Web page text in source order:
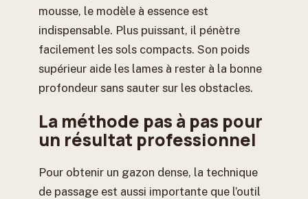
mousse, le modèle à essence est
indispensable. Plus puissant, il pénètre
facilement les sols compacts. Son poids
supérieur aide les lames à rester à la bonne
profondeur sans sauter sur les obstacles.
La méthode pas à pas pour
un résultat professionnel
Pour obtenir un gazon dense, la technique
de passage est aussi importante que l’outil